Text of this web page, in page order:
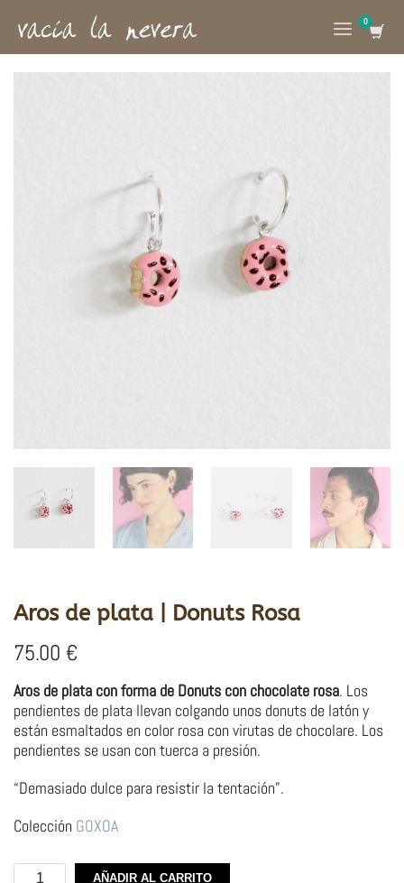
Aros de plata | Donuts Rosa
75.00 €
Aros de plata con forma de Donuts con chocolate rosa. Los
pendientes de plata llevan colgando unos donuts de latón y
están esmaltados en color rosa con virutas de chocolare. Los
pendientes se usan con tuerca a presión.
“Demasiado dulce para resistir la tentación”.
Colección GOXOA
Aros
AÑADIR AL CARRITO